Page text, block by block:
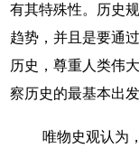
有其特殊性。历史
趋势，并且是要通
历史，尊重人类伟
察历史的最基本出发
唯物史观认为